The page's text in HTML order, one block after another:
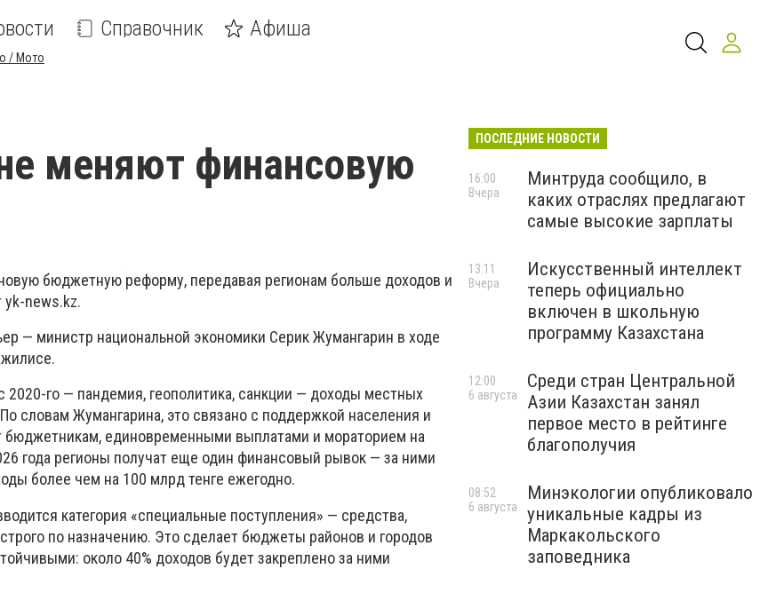
Справочник Афиша
/ Мото
меняют финансовую
бюджетную реформу, передавая регионам больше доходов и
yk-news.kz.
— министр национальной экономики Серик Жумангарин в ходе
2020-го — пандемия, геополитика, санкции — доходы местных
словам Жумангарина, это связано с поддержкой населения и
бюджетникам, единовременными выплатами и мораторием на
года регионы получат еще один финансовый рывок — за ними
более чем на 100 млрд тенге ежегодно.
категория «специальные поступления» — средства,
по назначению. Это сделает бюджеты районов и городов
около 40% доходов будет закреплено за ними
ПОСЛЕДНИЕ НОВОСТИ
Минтруда сообщило, в
каких отраслях предлагают
самые высокие зарплаты
16:00
Вчера
Искусственный интеллект
теперь официально
включен в школьную
программу Казахстана
13:11
Вчера
Среди стран Центральной
Азии Казахстан занял
первое место в рейтинге
благополучия
12:00
6 августа
Минэкологии опубликовало
уникальные кадры из
Маркакольского
заповедника
08:52
6 августа